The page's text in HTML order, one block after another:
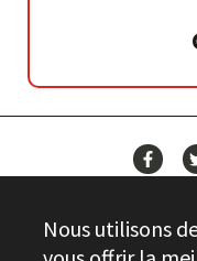
Nous utilisons